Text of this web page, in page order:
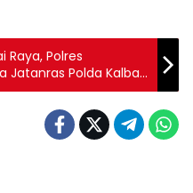
Raya, Polres
Jatanras Polda Kalbar